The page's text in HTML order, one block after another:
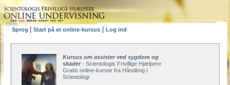
Sprog Start på et online-kursus Log ind
Kursus om assister ved sygdom og
skader- Scientologis Frivillige Hjælpere
Gratis online-kurser fra Håndbog i
Scientologi